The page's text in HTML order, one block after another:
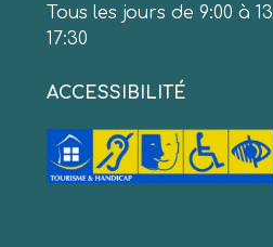
Tous les jours de 9:00 à
17:30
ACCESSIBILITÉ